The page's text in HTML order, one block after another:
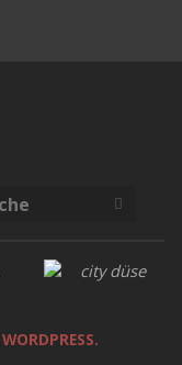
SUCHE
WORDPRESS.